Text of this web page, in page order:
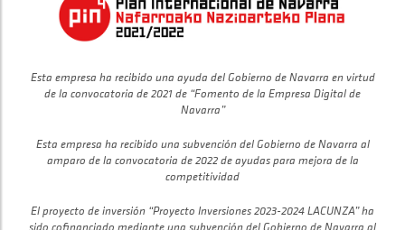
Esta empresa ha recibido una ayuda del Gobierno de Navarra en virtud
de la convocatoria de 2021 de “Fomento de la Empresa Digital de
Navarra”
Esta empresa ha recibido una subvención del Gobierno de Navarra al
amparo de la convocatoria de 2022 de ayudas para mejora de la
competitividad
El proyecto de inversión “Proyecto Inversiones 2023-2024 LACUNZA” ha
sido cofinanciado mediante una subvención del Gobierno de Navarra al